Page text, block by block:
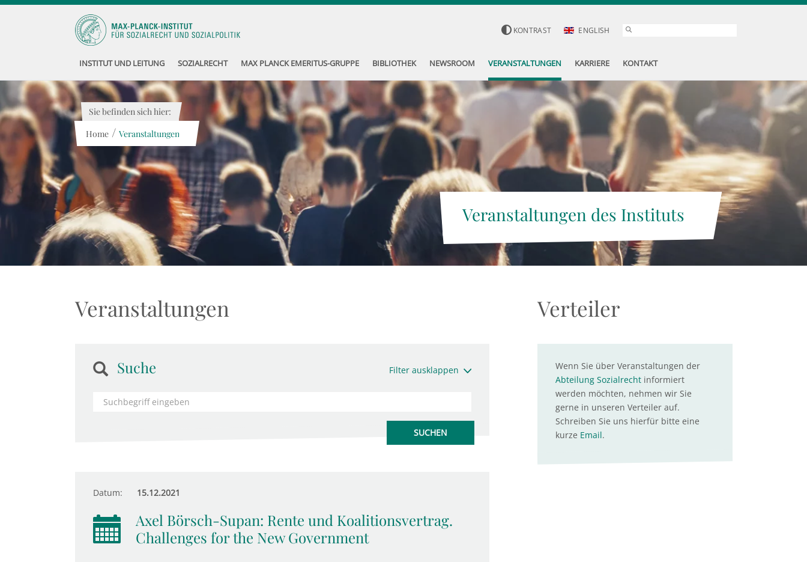
KONTRAST ENGLISH
INSTITUT UND LEITUNG SOZIALRECHT MAX PLANCK EMERITUS-GRUPPE BIBLIOTHEK NEWSROOM VERANSTALTUNGEN KARRIERE KONTAKT
Veranstaltungen des Instituts
Sie befinden sich hier:
Home / Veranstaltungen
Veranstaltungen
Suche Filter ausklappen
Datum: 15.12.2021
Axel Börsch-Supan: Rente und Koalitionsvertrag.
Challenges for the New Government
Verteiler
Wenn Sie über Veranstaltungen der
Abteilung Sozialrechtinformiert
werden möchten, nehmen wir Sie
gerne in unseren Verteiler auf.
Schreiben Sie uns hierfür bitte eine
kurze Email.